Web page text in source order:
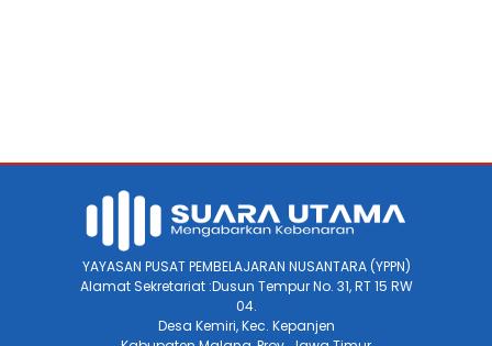
YAYASAN PUSAT PEMBELAJARAN NUSANTARA (YPPN)
Alamat Sekretariat :Dusun Tempur No. 31, RT 15 RW
04.
Desa Kemiri, Kec. Kepanjen